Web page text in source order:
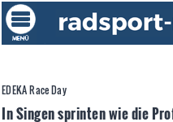
EDEKA Race Day
In Singen sprinten wie die